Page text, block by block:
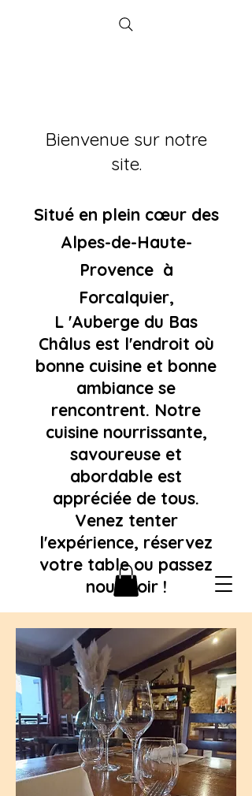
Bienvenue sur notre
site.
Situé en plein cœurdes
Alpes-de-Haute-
Provence à
Forcalquier,
L 'Auberge du Bas
Châlus est l'endroit où
bonne cuisine et bonne
ambiance se
rencontrent. Notre
cuisine nourrissante,
savoureuse et
abordable est
appréciée de tous.
Venez tenter
l'expérience, réservez
votre table ou passez
nous voir !